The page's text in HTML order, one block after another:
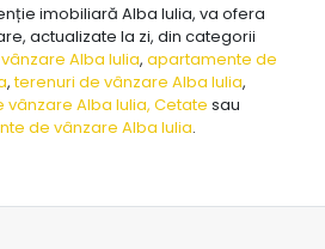
imobiliară Alba Iulia, va ofera
actualizate la zi, din categorii
Alba Iulia, apartamente de
,terenuri de vânzare Alba Iulia,
Alba Iulia, Cetate sau
de vânzare Alba Iulia.